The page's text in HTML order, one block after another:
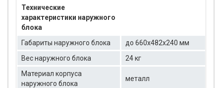
Технические
характеристики наружного
блока
Габариты наружного блока
до 660x482x240 мм
Вес наружного блока
24 кг
Материал корпуса
наружного блока
металл